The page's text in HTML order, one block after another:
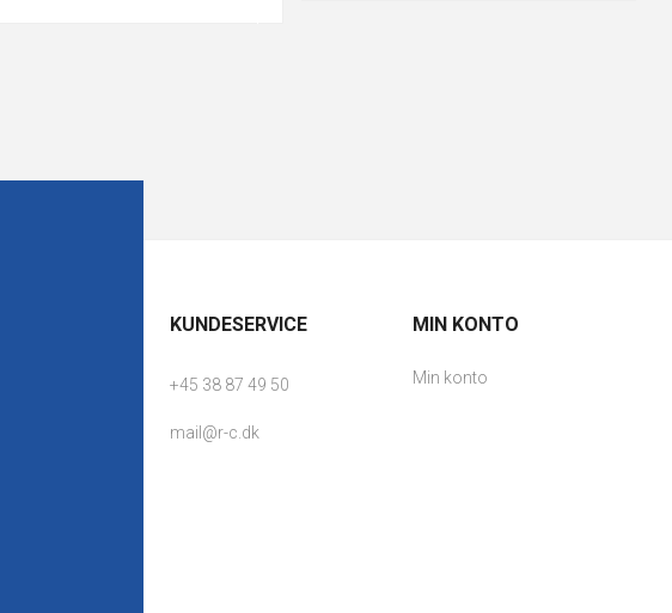
KUNDESERVICE
+45 38 87 49 50
mail@r-c.dk
MIN KONTO
Min konto